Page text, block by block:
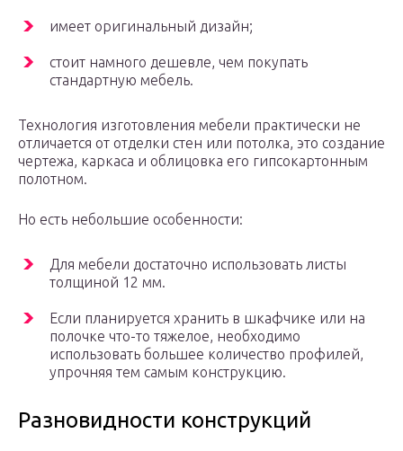
имеет оригинальный дизайн;
стоит намного дешевле, чем покупать
стандартную мебель.
Технология изготовления мебели практически не
отличается от отделки стен или потолка, это создание
чертежа, каркаса и облицовка его гипсокартонным
полотном.
Но есть небольшие особенности:
Для мебели достаточно использовать листы
толщиной 12 мм.
Если планируется хранить в шкафчике или на
полочке что-то тяжелое, необходимо
использовать большее количество профилей,
упрочняя тем самым конструкцию.
Разновидности конструкций